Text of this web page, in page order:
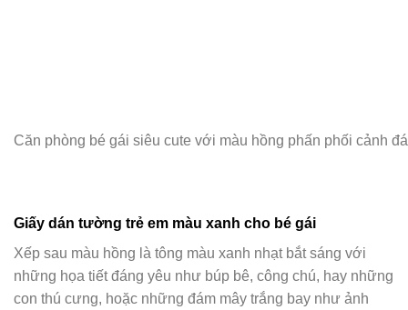
Căn phòng bé gái siêu cute với màu hồng phấn phối cảnh
Giấy dán tường trẻ em màu xanh cho bé gái
Xếp sau màu hồng là tông màu xanh nhạt bắt sáng với
những họa tiết đáng yêu như búp bê, công chú, hay những
con thú cưng, hoặc những đám mây trắng bay như ảnh